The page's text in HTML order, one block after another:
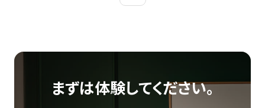
まずは体験してください。